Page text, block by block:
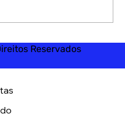
Reservados